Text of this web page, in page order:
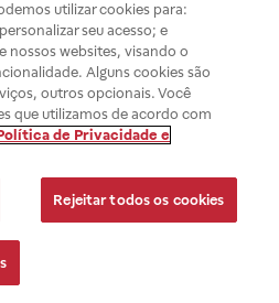
utilizar cookies para:
seu acesso; e
nossos websites, visando o
Alguns cookies são
outros opcionais. Você
que utilizamos de acordo com
de Privacidade e
Rejeitar todos os cookies